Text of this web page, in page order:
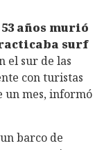
años murió
surf
el sur de las
con turistas
un mes, informó
barco de